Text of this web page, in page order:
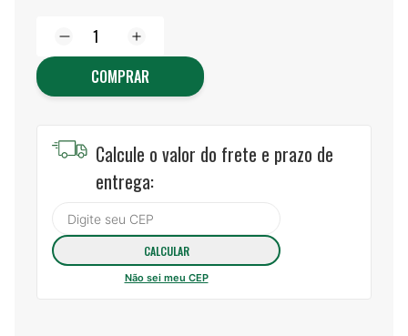
COMPRAR
Calcule o valor do frete e prazo de
entrega:
Não sei meu CEP